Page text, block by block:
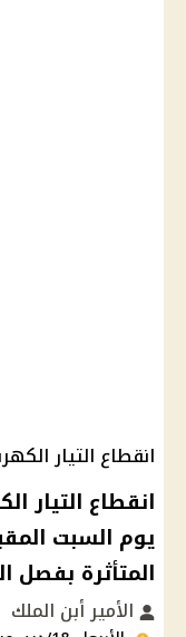
انقطاع التيار
انقطاع التيار
يوم السبت
المتأثرة بفصل
الأمير أبن الملك